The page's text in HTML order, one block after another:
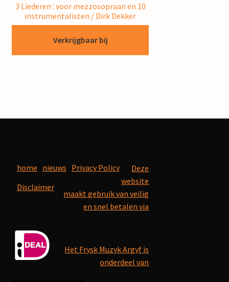
3 Liederen : voor mezzosopraan en 10
instrumentalisten / Dirk Dekker
Verkrijgbaar bij
home nieuws Privacy Policy
Disclaimer
Deze
website
maakt gebruik van veilig
en snel betalen via
Het Frysk Muzyk Argyf is
onderdeel van